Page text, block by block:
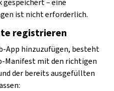
gespeichert – eine
ist nicht erforderlich.
registrieren
App hinzuzufügen, besteht
Manifest mit den richtigen
der bereits ausgefüllten